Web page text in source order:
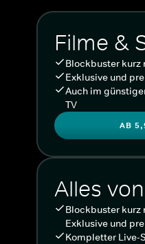
Filme &
Blockbuster kurz
Exklusive und
Auch im
TV
AB
Alles
Blockbuster kurz
Exklusive und
Kompletter Live-